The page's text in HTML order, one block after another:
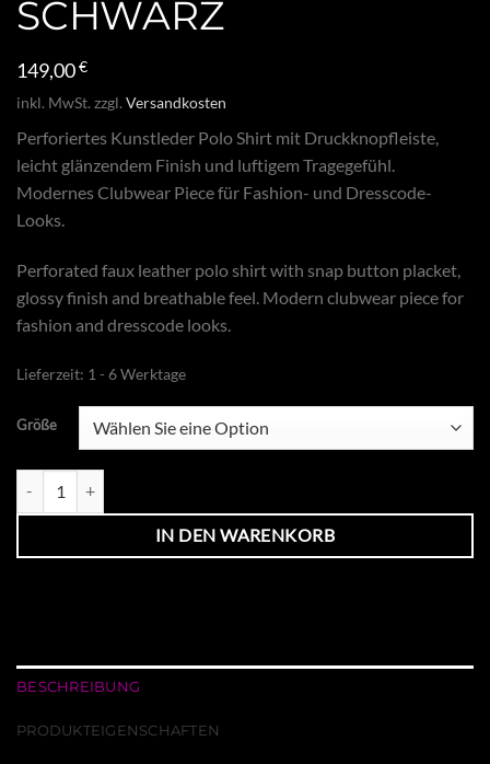
SCHWARZ
149,00€
inkl. MwSt. zzgl. Versandkosten
Perforiertes Kunstleder Polo Shirt mit Druckknopfleiste,
leicht glänzendem Finish und luftigem Tragegefühl.
Modernes Clubwear Piece für Fashion- und Dresscode-
Looks.
Perforated faux leather polo shirt with snap button placket,
glossy finish and breathable feel. Modern clubwear piece for
fashion and dresscode looks.
Lieferzeit: 1 - 6 Werktage
Größe
IN DEN WARENKORB
BESCHREIBUNG
PRODUKTEIGENSCHAFTEN